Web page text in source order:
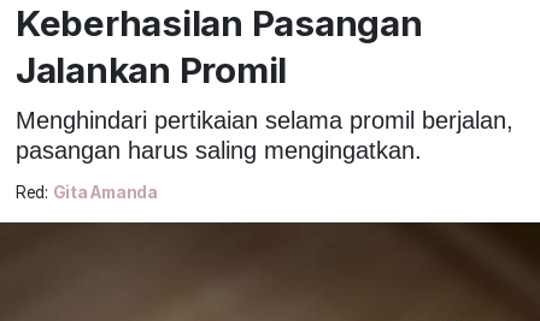
Keberhasilan Pasangan
Jalankan Promil
Menghindari pertikaian selama promil berjalan,
pasangan harus saling mengingatkan.
Red: Gita Amanda